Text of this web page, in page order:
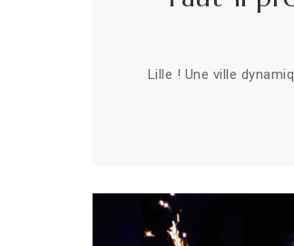
Lille ! Une ville